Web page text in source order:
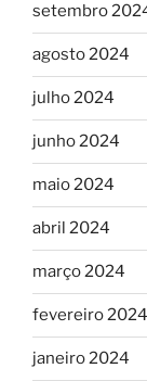
setembro
agosto 2024
julho 2024
junho 2024
maio 2024
abril 2024
março 2024
fevereiro 2024
janeiro 2024